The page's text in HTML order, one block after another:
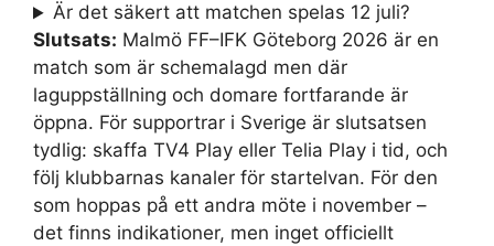
Är det säkert att matchen spelas 12 juli?
Slutsats: Malmö FF–IFK Göteborg 2026 är en
match som är schemalagd men där
laguppställning och domare fortfarande är
öppna. För supportrar i Sverige är slutsatsen
tydlig: skaffa TV4 Play eller Telia Play i tid, och
följ klubbarnas kanaler för startelvan. För den
som hoppas på ett andra möte i november –
det finns indikationer, men inget officiellt